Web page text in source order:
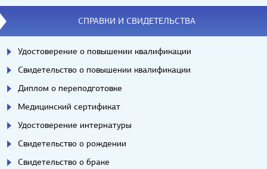
СПРАВКИ И СВИДЕТЕЛЬСТВА
Удостоверение о повышении квалификации
Свидетельство о повышении квалификации
Диплом о переподготовке
Медицинский сертификат
Удостоверение интернатуры
Свидетельство о рождении
Свидетельство о браке